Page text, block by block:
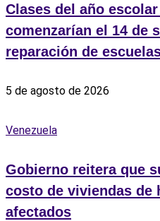
Clases del año escolar
comenzarían el 14 de
reparación de
5 de agosto de 2026
Venezuela
Gobierno reitera que
costo de viviendas de
afectados